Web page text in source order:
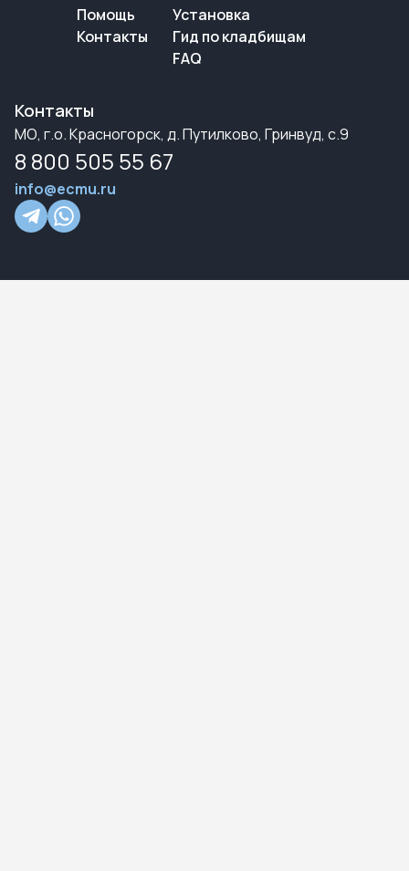
Помощь
Контакты
Установка
Гид по кладбищам
FAQ
Контакты
МО, г.о. Красногорск, д. Путилково, Гринвуд, с.9
8 800 505 55 67
info@ecmu.ru